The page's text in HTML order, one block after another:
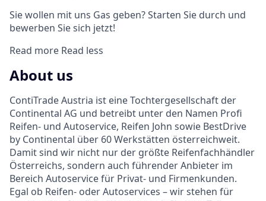
Sie wollen mit uns Gas geben? Starten Sie durch und
bewerben Sie sich jetzt!
Read more Read less
About us
ContiTrade Austria ist eine Tochtergesellschaft der
Continental AG und betreibt unter den Namen Profi
Reifen- und Autoservice, Reifen John sowie BestDrive
by Continental über 60 Werkstätten österreichweit.
Damit sind wir nicht nur der größte Reifenfachhändler
Österreichs, sondern auch führender Anbieter im
Bereich Autoservice für Privat- und Firmenkunden.
Egal ob Reifen- oder Autoservices – wir stehen für